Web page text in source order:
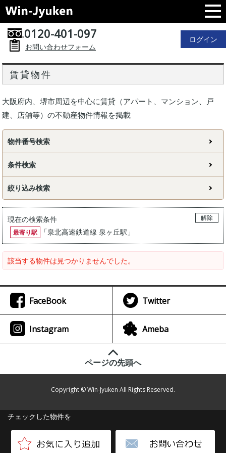
0120-401-097
お問い合わせフォーム
ログイン
賃貸物件
大阪府内、堺市周辺を中心に賃貸（アパート、マンション、戸
建、店舗等）の不動産物件情報を掲載
物件番号検索
条件検索
絞り込み検索
現在の検索条件
解除
最寄り駅
「泉北高速鉄道線 泉ヶ丘駅 」
該当する物件は見つかりませんでした。
チェックした物件を
FaceBook Twitter
Instagram Ameba
ページの先頭へ
Copyright © Win-Jyuken All Rights Reserved.